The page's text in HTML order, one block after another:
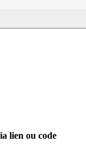
lien ou code